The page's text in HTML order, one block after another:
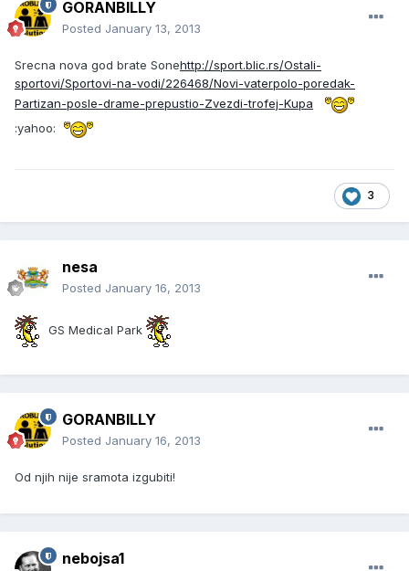
GORANBILLY
Posted January 13, 2013
Srecna nova god brate Sonehttp://sport.blic.rs/Ostali-
sportovi/Sportovi-na-vodi/226468/Novi-vaterpolo-poredak-
Partizan-posle-drame-prepustio-Zvezdi-trofej-Kupa
:yahoo:
3
nesa
Posted January 16, 2013
GS Medical Park
GORANBILLY
Posted January 16, 2013
Od njih nije sramota izgubiti!
nebojsa1